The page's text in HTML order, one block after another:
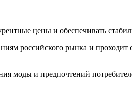
цены и обеспечивать
российского рынка и
моды и предпочтений